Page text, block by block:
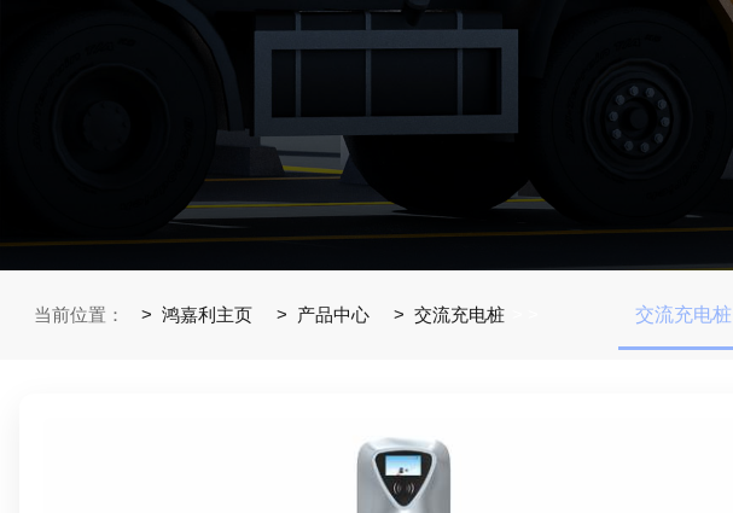
当前位置： 鸿嘉利主页 产品中心 交流充电桩 交流充电桩